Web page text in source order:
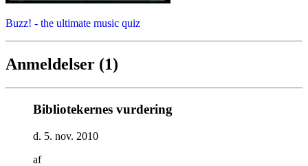
Buzz! - the ultimate music quiz
Anmeldelser (1)
Bibliotekernes vurdering
d. 5. nov. 2010
af